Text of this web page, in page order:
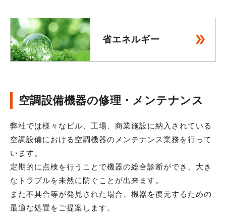
省エネルギー
空調設備機器の修理・メンテナンス
弊社では様々なビル、工場、商業施設に納入されている
空調設備における 空調機器のメンテナンス業務を行って
います。
定期的に点検を行うことで機器の総合診断ができ、大き
なトラブルを未然に防ぐことが出来ます。
また不具合等が発見された場合、機器を復元するための
最適な処置をご提案します。